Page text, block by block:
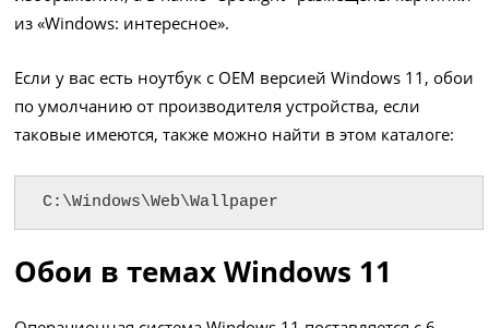
из «Windows: интересное».
Если у вас есть ноутбук с OEM версией Windows 11, обои
по умолчанию от производителя устройства, если
таковые имеются, также можно найти в этом каталоге:
C:\Windows\Web\Wallpaper
Обои в темах Windows 11